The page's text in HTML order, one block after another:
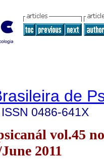
de
ISSN 0486-641X
vol.45
2011